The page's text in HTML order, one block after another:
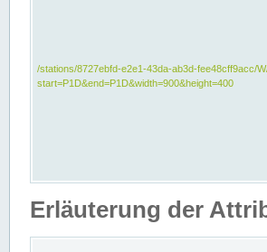
/stations/8727ebfd-e2e1-43da-ab3d-fee48cff9acc/
start=P1D&end=P1D&width=900&height=400
Erläuterung der